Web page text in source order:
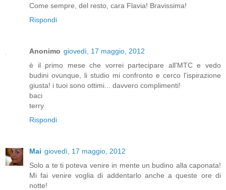
Come sempre, del resto, cara Flavia! Bravissima!
Rispondi
Anonimo giovedì, 17 maggio, 2012
è il primo mese che vorrei partecipare all'MTC e vedo
budini ovunque, li studio mi confronto e cerco l'ispirazione
giusta! i tuoi sono ottimi... davvero complimenti!
baci
terry
Rispondi
Mai giovedì, 17 maggio, 2012
Solo a te ti poteva venire in mente un budino alla caponata!
Mi fai venire voglia di addentarlo anche a queste ore di
notte!